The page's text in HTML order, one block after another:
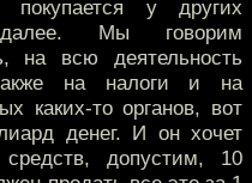
у других
Мы говорим
на всю деятельность
на налоги и на
каких-то органов, вот
денег. И он хочет
допустим, 10